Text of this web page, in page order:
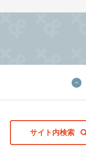
サイト内検索